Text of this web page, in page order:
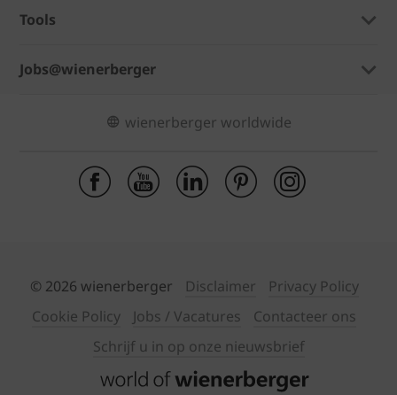
Tools
Jobs@wienerberger
wienerberger worldwide
© 2026 wienerberger Disclaimer
Privacy Policy
Cookie Policy
Jobs / Vacatures
Contacteer ons
Schrijf u in op onze nieuwsbrief